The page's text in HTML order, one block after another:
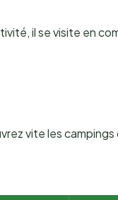
il se visite en
vite les